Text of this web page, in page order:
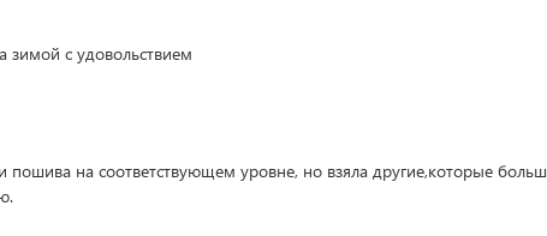
зимой с удовольствием
на соответствующем уровне, но взяла другие,которые